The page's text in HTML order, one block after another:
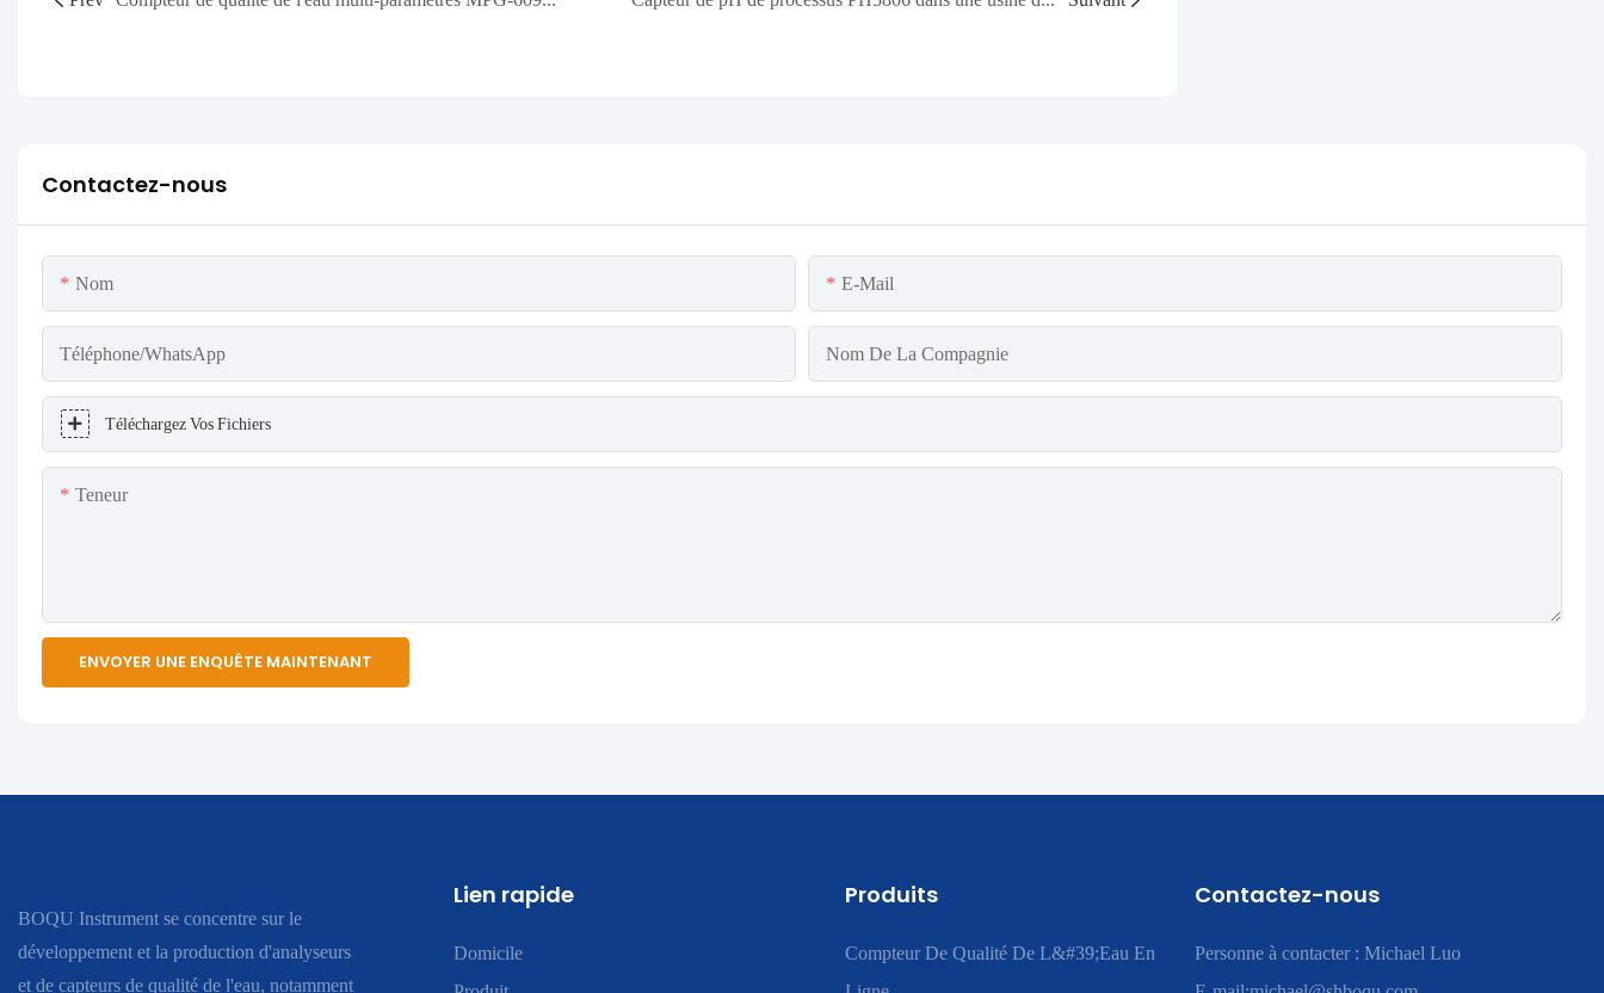
Contactez-nous
Nom E-Mail
Téléphone/WhatsApp Nom De La Compagnie
Téléchargez Vos Fichiers
Teneur
ENVOYER UNE ENQUÊTE MAINTENANT
BOQU Instrument se concentre sur le
développement et la production d'analyseurs
et de capteurs de qualité de l'eau, notamment
Lien rapide
Domicile
Produits
Compteur De Qualité De L&#39;eau En
Contactez-nous
Personne à contacter : Michael Luo